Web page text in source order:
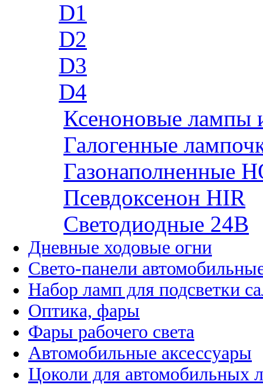
D1
D2
D3
D4
Ксеноновые лампы
Галогенные
Газонаполненные
Псевдоксенон HIR
Cветодиодные 24B
Дневные ходовые огни
Свето-панели
Набор ламп для подсветки
Оптика, фары
Фары рабочего света
Автомобильные аксессуары
Цоколи для автомобильных